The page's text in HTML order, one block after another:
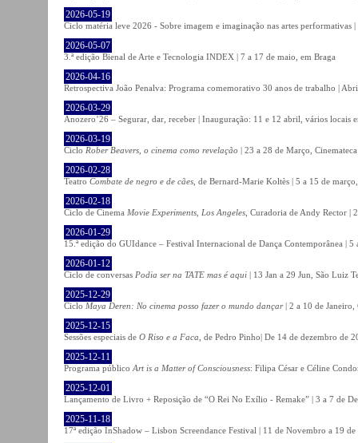
2026-05-19
Ciclo matéria leve 2026 - Sobre imagem e imaginação nas artes
2026-05-07
3.ª edição Bienal de Arte e Tecnologia INDEX | 7 a 17 de maio, em Braga
2026-04-16
Retrospectiva João Penalva: Programa comemorativo 30 anos de trabalho |
2026-03-29
Anozero’26 – Segurar, dar, receber | Inauguração: 11 e 12 abril, vários locais
2026-03-19
Ciclo Rober Beavers, o cinema como revelação | 23 a 28 de Março,
2026-02-28
Teatro Combate de negro e de cães , de Bernard-Marie Koltès | 5 a 15 de
2026-02-18
Ciclo de Cinema Movie Experiments, Los Angeles , Curadoria de Andy Rector
2026-01-29
15.ª edição do GUIdance – Festival Internacional de Dança Contemporânea |
2026-01-12
Ciclo de conversas Podia ser na TATE mas é aqui | 13 Jan a 29 Jun, São Luiz
2025-12-29
Ciclo Maya Deren: No cinema posso fazer o mundo dançar| 2 a 10 de Janeiro,
2025-12-15
Sessões especiais de O Riso e a Faca , de Pedro Pinho| De 14 de dezembro de
2025-12-11
Programa público Art is a Matter of Consciousness: Filipa César e Céline
2025-12-01
Lançamento de Livro + Reposição de “O Rei No Exílio - Remake” | 3 a 7 de
2025-11-18
17ª edição InShadow – Lisbon Screendance Festival | 11 de Novembro a 19